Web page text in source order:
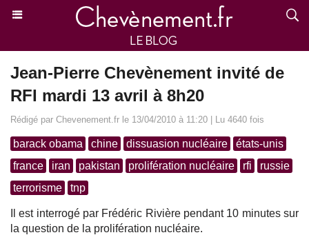
Jean-Pierre Chevènement invité de
RFI mardi 13 avril à 8h20
Rédigé par Chevenement.fr le 13/04/2010 à 11:20 | Lu 4640 fois
barack obama chine dissuasion nucléaire
états-unis
france
iran pakistan prolifération nucléaire rfi
russie
terrorisme
tnp
Il est interrogé par Frédéric Rivière pendant 10 minutes sur
la question de la prolifération nucléaire.